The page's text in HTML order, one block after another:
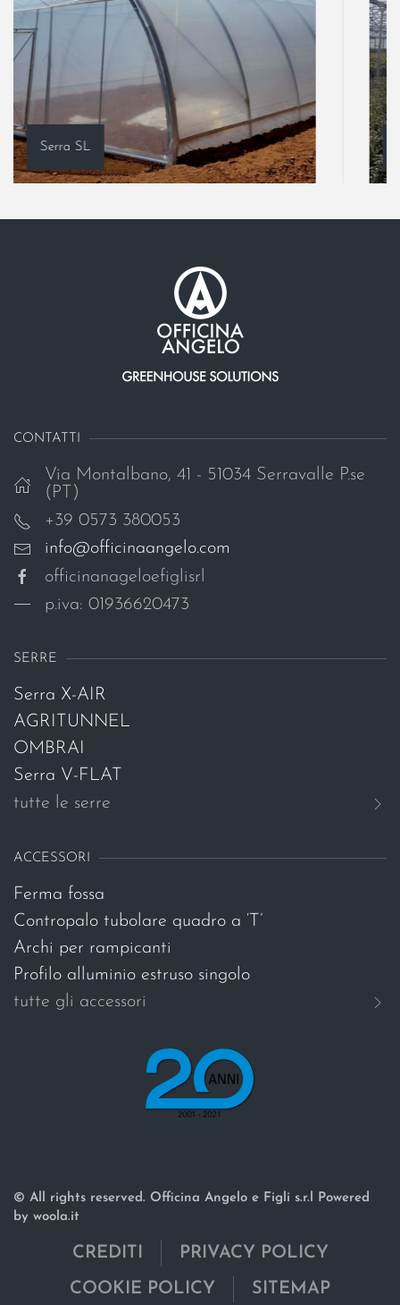
Serra SL
CONTATTI
Via Montalbano, 41 - 51034 Serravalle P.se
(PT)
+39 0573 380053
info@officinaangelo.com
officinanageloefiglisrl
p.iva: 01936620473
SERRE
Serra X-AIR
AGRITUNNEL
OMBRAI
Serra V-FLAT
tutte le serre
ACCESSORI
Ferma fossa
Contropalo tubolare quadro a ‘T’
Archi per rampicanti
Profilo alluminio estruso singolo
tutte gli accessori
© All rights reserved. Officina Angelo e Figli s.r.l Powered
by woola.it
CREDITI
PRIVACY POLICY
COOKIE POLICY
SITEMAP